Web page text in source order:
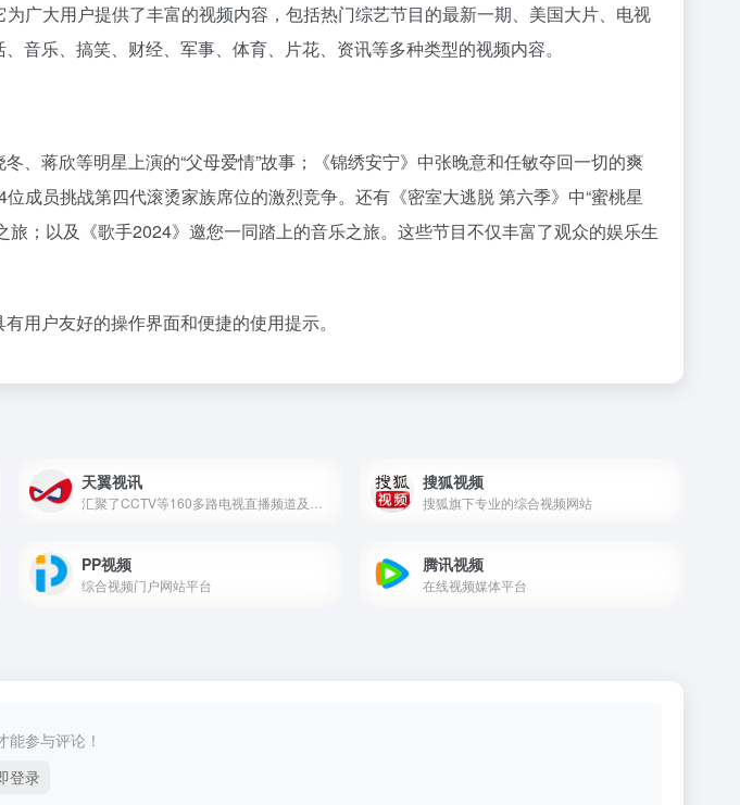
广大用户提供了丰富的视频内容，包括热门综艺节目的最新一期、美国大片、电视
音乐、搞笑、财经、军事、体育、片花、资讯等多种类型的视频内容。
蒋欣等明星上演的“父母爱情”故事；《锦绣安宁》中张晚意和任敏夺回一切的爽
成员挑战第四代滚烫家族席位的激烈竞争。还有《密室大逃脱 第六季》中“蜜桃星
；以及《歌手2024》邀您一同踏上的音乐之旅。这些节目不仅丰富了观众的娱乐生
用户友好的操作界面和便捷的使用提示。
天翼视讯 搜狐视频
搜狐旗下专业的综合视频网站
PP视频
综合视频门户网站平台
腾讯视频
在线视频媒体平台
能参与评论！
登录